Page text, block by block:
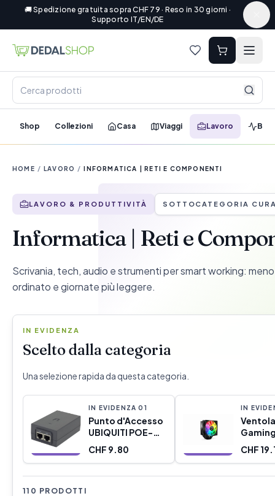
🚚 Spedizione gratuita sopra CHF 79 · Reso in 30 giorni ·
Supporto IT/EN/DE
Shop Collezioni Casa Viaggi Lavoro
HOME / LAVORO / INFORMATICA | RETI E COMPONENTI
LAVORO & PRODUTTIVITÀ SOTTOCATEGORIA
Informatica | Reti e
Scrivania, tech, audio e strumenti per smart working:
ordinato e giornate più leggere.
IN EVIDENZA
Scelto dalla categoria
Una selezione rapida da questa categoria.
IN EVIDENZA 0 1
Punto d'Accesso
UBIQUITI POE-
24-24W-G Nero
CHF 9.80
IN
H-224
CHF
110 PRODOTTI